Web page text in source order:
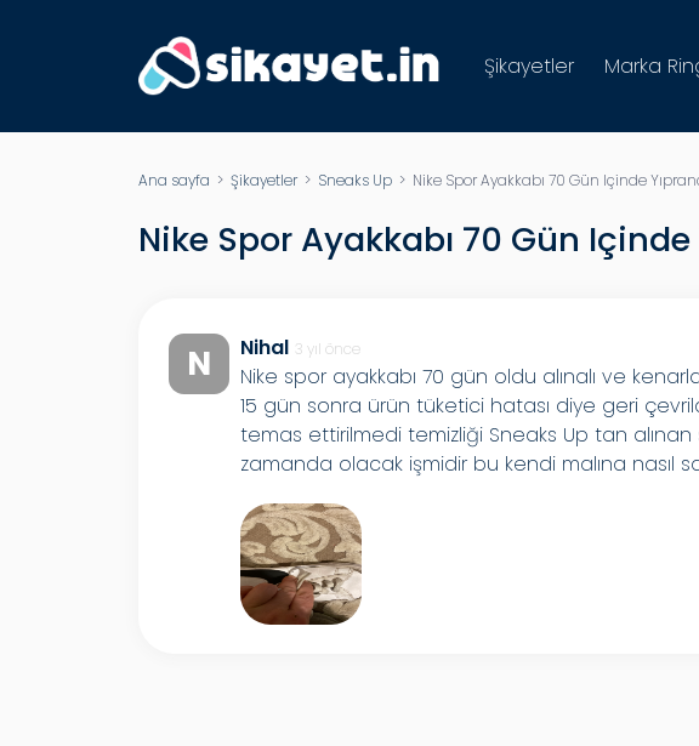
Şikayetler Marka
Ana sayfa > Şikayetler> Sneaks Up > Nike Spor Ayakkabı 70 Gün Içinde
Nike Spor Ayakkabı 70 Gün Içinde
N Nihal 3 yıl önce
Nike spor ayakkabı 70 gün oldu alınalı ve
15 gün sonra ürün tüketici hatası diye geri
temas ettirilmedi temizliği Sneaks Up tan alınan
zamanda olacak işmidir bu kendi malına nasıl